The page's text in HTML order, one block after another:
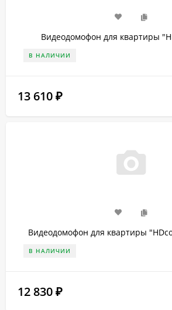
Видеодомофон для квартиры
В НАЛИЧИИ
13 610 ₽
Видеодомофон для квартиры
В НАЛИЧИИ
12 830 ₽